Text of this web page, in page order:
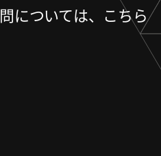
については、こちら